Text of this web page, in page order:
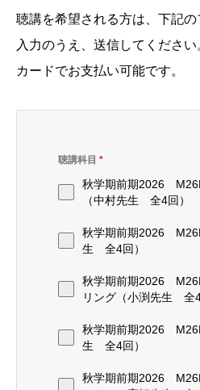
聴講を希望される方は、下記
入力のうえ、送信してくださ
カードでお支払い可能です。
聴講科目 *
秋学期前期2026
（中村先生 全4回）
秋学期前期2026
生 全4回）
秋学期前期2026
リング（小渕先生 全4
秋学期前期2026
生 全4回）
秋学期前期2026